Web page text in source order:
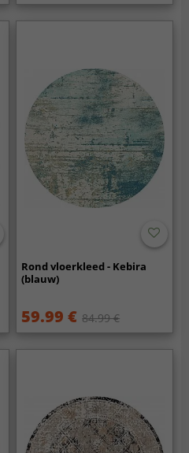
Rond vloerkleed - Kebira
(blauw)
59.99 € 84.99 €